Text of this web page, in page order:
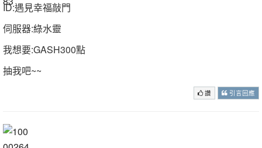
ID:遇見幸福敲門
伺服器:綠水靈
我想要:GASH300點
抽我吧~~
讚 引言回應